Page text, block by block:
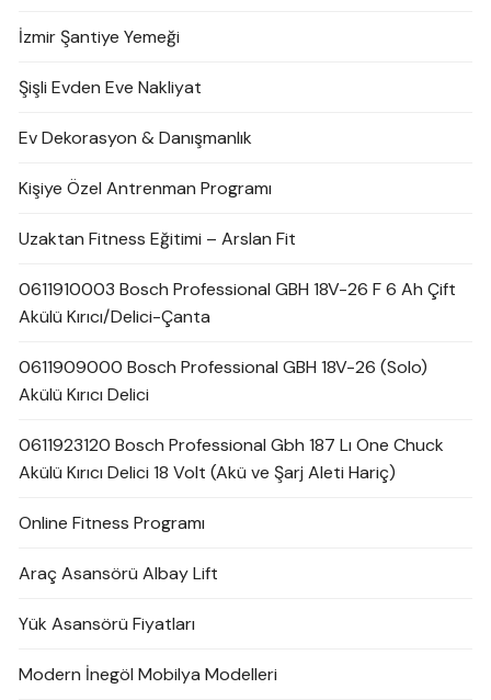
İzmir Şantiye Yemeği
Şişli Evden Eve Nakliyat
Ev Dekorasyon & Danışmanlık
Kişiye Özel Antrenman Programı
Uzaktan Fitness Eğitimi – Arslan Fit
0611910003 Bosch Professional GBH 18V-26 F 6 Ah Çift
Akülü Kırıcı/Delici-Çanta
0611909000 Bosch Professional GBH 18V-26 (Solo)
Akülü Kırıcı Delici
0611923120 Bosch Professional Gbh 187 Lı One Chuck
Akülü Kırıcı Delici 18 Volt (Akü ve Şarj Aleti Hariç)
Online Fitness Programı
Araç Asansörü Albay Lift
Yük Asansörü Fiyatları
Modern İnegöl Mobilya Modelleri